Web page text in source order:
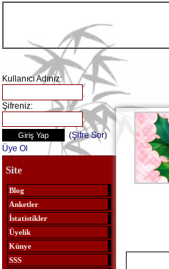
Kullanıcı Adınız:
Şifreniz:
(Şifre Sor)
Üye Ol
Site
Blog
Anketler
İstatistikler
Üyelik
Künye
SSS